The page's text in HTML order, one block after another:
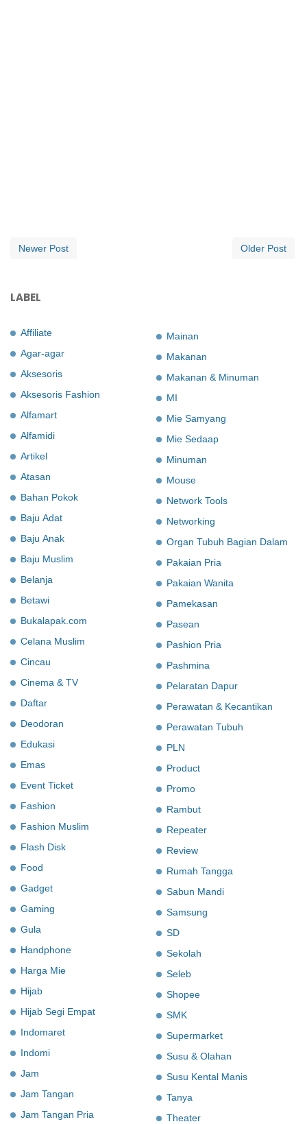
Newer Post Older Post
LABEL
Affiliate
Agar-agar
Aksesoris
Aksesoris Fashion
Alfamart
Alfamidi
Artikel
Atasan
Bahan Pokok
Baju Adat
Baju Anak
Baju Muslim
Belanja
Betawi
Bukalapak.com
Celana Muslim
Cincau
Cinema & TV
Daftar
Deodoran
Edukasi
Emas
Event Ticket
Fashion
Fashion Muslim
Flash Disk
Food
Gadget
Gaming
Gula
Handphone
Harga Mie
Hijab
Hijab Segi Empat
Indomaret
Indomi
Jam
Jam Tangan
Jam Tangan Pria
Mainan
Makanan
Makanan & Minuman
MI
Mie Samyang
Mie Sedaap
Minuman
Mouse
Network Tools
Networking
Organ Tubuh Bagian Dalam
Pakaian Pria
Pakaian Wanita
Pamekasan
Pasean
Pashion Pria
Pashmina
Pelaratan Dapur
Perawatan & Kecantikan
Perawatan Tubuh
PLN
Product
Promo
Rambut
Repeater
Review
Rumah Tangga
Sabun Mandi
Samsung
SD
Sekolah
Seleb
Shopee
SMK
Supermarket
Susu & Olahan
Susu Kental Manis
Tanya
Theater